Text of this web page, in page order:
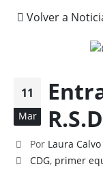
Volver a
11
Mar
Por Laura
CDG, primer